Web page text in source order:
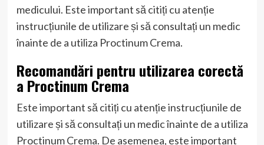
medicului. Este important să citiți cu atenție
instrucțiunile de utilizare și să consultați un medic
înainte de a utiliza Proctinum Crema.
Recomandări pentru utilizarea corectă
a Proctinum Crema
Este important să citiți cu atenție instrucțiunile de
utilizare și să consultați un medic înainte de a utiliza
Proctinum Crema. De asemenea, este important